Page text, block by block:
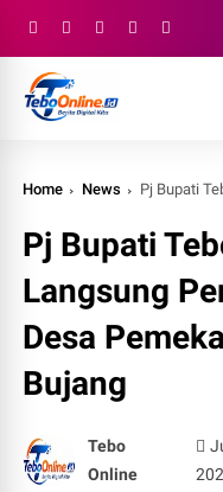
Home News Pj Bupati Tebo Varial
Pj Bupati
Langsung
Desa
Bujang
Tebo
Online